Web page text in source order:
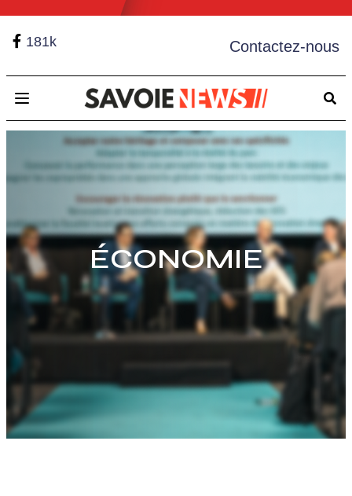
181k Contactez-nous
Open main menu
ÉCONOMIE